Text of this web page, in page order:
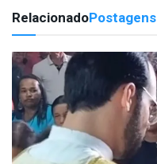
RelacionadoPostagens